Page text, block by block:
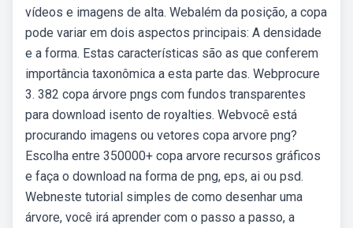
vídeos e imagens de alta. Webalém da posição, a copa
pode variar em dois aspectos principais: A densidade
e a forma. Estas características são as que conferem
importância taxonômica a esta parte das. Webprocure
3. 382 copa árvore pngs com fundos transparentes
para download isento de royalties. Webvocê está
procurando imagens ou vetores copa arvore png?
Escolha entre 350000+ copa arvore recursos gráficos
e faça o download na forma de png, eps, ai ou psd.
Webneste tutorial simples de como desenhar uma
árvore, você irá aprender com o passo a passo, a